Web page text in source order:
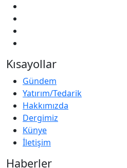
Kısayollar
Gündem
Yatırım/Tedarik
Hakkımızda
Dergimiz
Künye
İletişim
Haberler